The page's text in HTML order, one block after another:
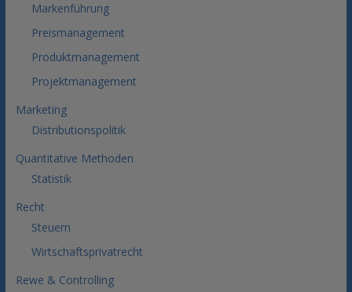
Markenführung
Preismanagement
Produktmanagement
Projektmanagement
Marketing
Distributionspolitik
Quantitative Methoden
Statistik
Recht
Steuern
Wirtschaftsprivatrecht
Rewe & Controlling